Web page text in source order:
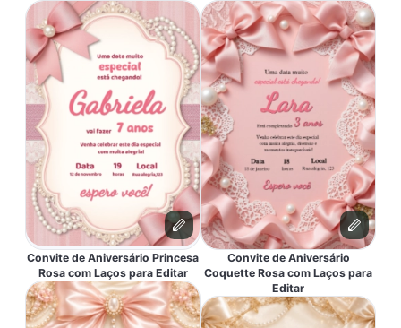
Convite de Aniversário Princesa
Rosa com Laços para Editar
Convite de Aniversário
Coquette Rosa com Laços para
Editar